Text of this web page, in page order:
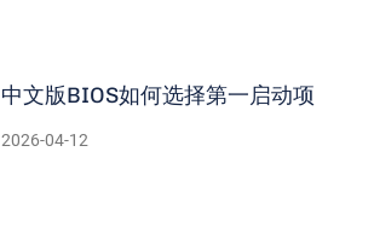
中文版BIOS如何选择第一启动项
2026-04-12